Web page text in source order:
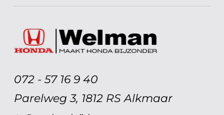
072 - 57 16 9 40
Parelweg 3, 1812 RS Alkmaar